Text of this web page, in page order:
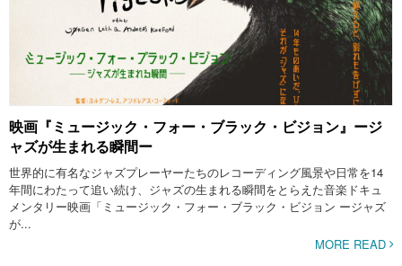
映画『ミュージック・フォー・ブラック・ビジョン』ージ
ャズが生まれる瞬間ー
世界的に有名なジャズプレーヤーたちのレコーディング風景や日常を14
年間にわたって追い続け、ジャズの生まれる瞬間をとらえた音楽ドキュ
メンタリー映画「ミュージック・フォー・ブラック・ビジョン ージャズ
が...
MORE READ